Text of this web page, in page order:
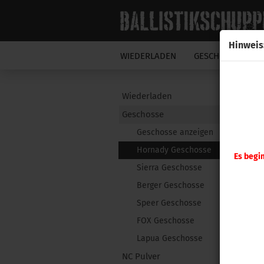
Es
WIEDERLADEN GESCHOSSE
Wiederladen
Geschosse
Geschosse anzeigen
Hornady Geschosse
Sierra Geschosse
Berger Geschosse
Speer Geschosse
FOX Geschosse
Lapua Geschosse
NC Pulver